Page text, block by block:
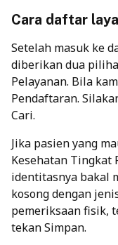
Cara daftar
Setelah masuk ke
diberikan dua
Pelayanan. Bila
Pendaftaran.
Cari.
Jika pasien yang
Kesehatan Tingkat
identitasnya bakal
kosong dengan
pemeriksaan fisik,
tekan Simpan.